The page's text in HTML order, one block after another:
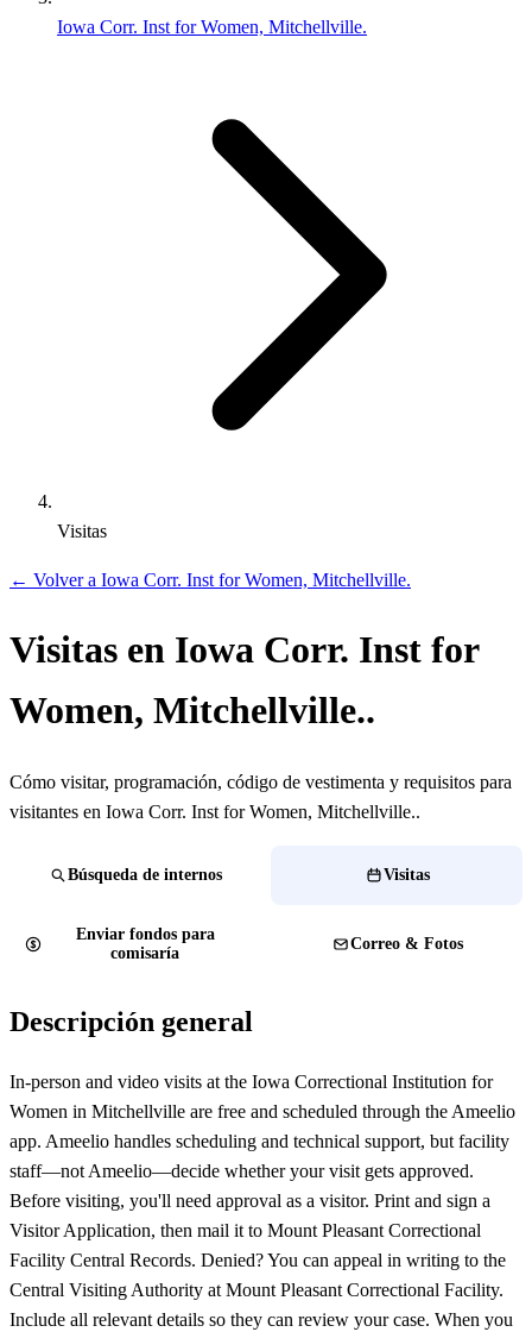
Iowa Corr. Inst for Women, Mitchellville.
Visitas
← Volver a Iowa Corr. Inst for Women, Mitchellville.
Visitas en Iowa Corr. Inst for
Women, Mitchellville..
Cómo visitar, programación, código de vestimenta y requisitos para
visitantes en Iowa Corr. Inst for Women, Mitchellville..
Búsqueda de internos Visitas
Enviar fondos para
comisaría
Correo & Fotos
Descripción general
In-person and video visits at the Iowa Correctional Institution for
Women in Mitchellville are free and scheduled through the Ameelio
app. Ameelio handles scheduling and technical support, but facility
staff—not Ameelio—decide whether your visit gets approved.
Before visiting, you'll need approval as a visitor. Print and sign a
Visitor Application, then mail it to Mount Pleasant Correctional
Facility Central Records. Denied? You can appeal in writing to the
Central Visiting Authority at Mount Pleasant Correctional Facility.
Include all relevant details so they can review your case. When you